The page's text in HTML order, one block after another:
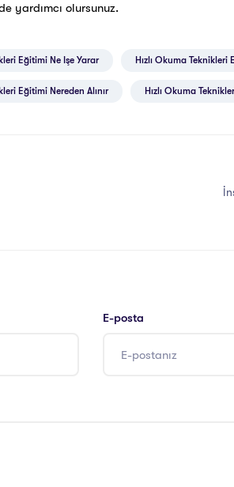
yardımcı olursunuz.
Eğitimi Ne Işe Yarar Hızlı Okuma
Eğitimi Nereden Alınır Hızlı Okuma
E-posta